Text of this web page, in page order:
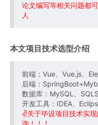
论文编写等相关问题都
人
本文项目技术选型介绍
前端：Vue、Vue.js、
后端：
数据库：MySQL、
开发工具：IDEA、
✌关于毕设项目技术实
询！！！